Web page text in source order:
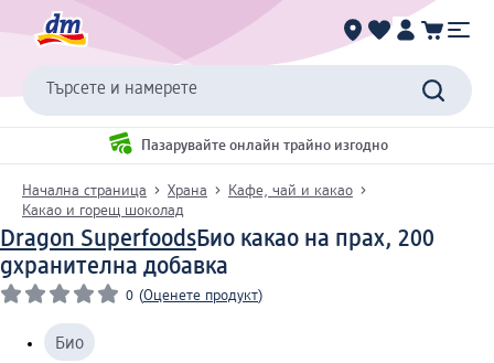
Търсете и намерете
Пазарувайте онлайн трайно изгодно
Начална страница Храна
Кафе, чай и какао
Какао и горещ шоколад
Dragon SuperfoodsБио какао на прах, 200
gхранителна добавка
0 (Оценете продукт)
Био